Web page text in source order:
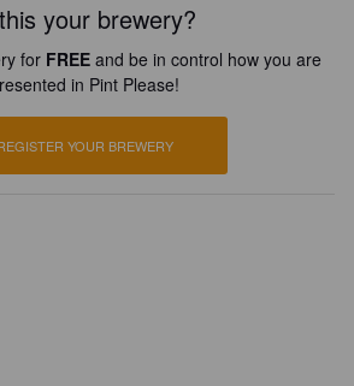
your brewery?
for FREE and be in control how you are
in Pint Please!
YOUR BREWERY